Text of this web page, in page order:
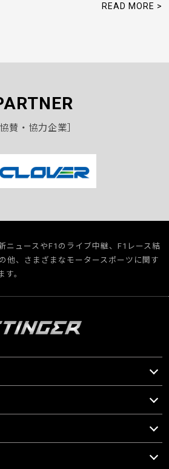
READ MORE >
協賛・協力企業］
ニュースやF1のライブ中継、F1レース結
他、さまざまなモータースポーツに関す
す。
ーキット
行く日々。